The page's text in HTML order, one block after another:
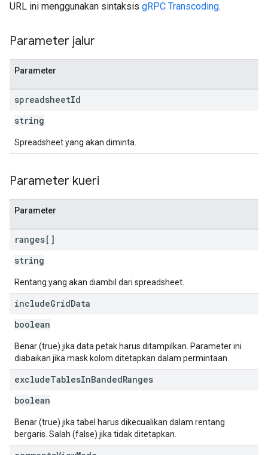
URL ini menggunakan sintaksis gRPC Transcoding.
Parameter jalur
Parameter
spreadsheetId
string
Spreadsheet yang akan diminta.
Parameter kueri
Parameter
ranges[]
string
Rentang yang akan diambil dari spreadsheet.
includeGridData
boolean
Benar (true) jika data petak harus ditampilkan. Parameter ini
diabaikan jika mask kolom ditetapkan dalam permintaan.
excludeTablesInBandedRanges
boolean
Benar (true) jika tabel harus dikecualikan dalam rentang
bergaris. Salah (false) jika tidak ditetapkan.